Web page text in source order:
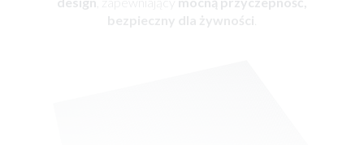
bezpieczny dla żywności